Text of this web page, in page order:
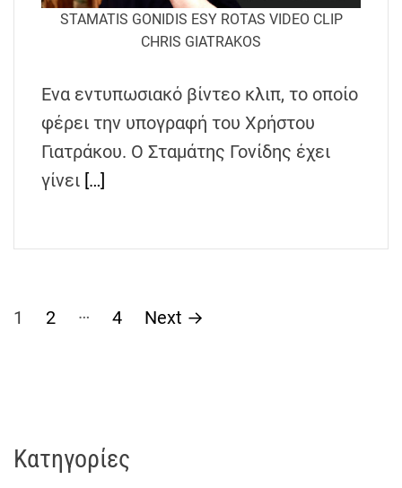
STAMATIS GONIDIS ESY ROTAS VIDEO CLIP
CHRIS GIATRAKOS
Ενα εντυπωσιακό βίντεο κλιπ, το οποίο
φέρει την υπογραφή του Χρήστου
Γιατράκου. Ο Σταμάτης Γονίδης έχει
γίνει […]
Σ
1 2 … 4 Next →
Kατηγορίες